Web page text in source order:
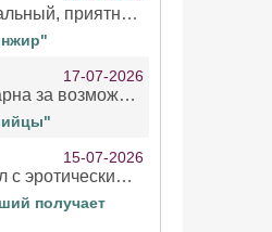
Голос чтеца нормальный, приятный тембр. Мне очень понравилось озвучивание рассказа. Очень странный отзыв Надежды. Может у неё что-то с нервами?
17-07-2026
Я конечно благодарна за возможность бесплатно слушать книги даже новинки , но чтение этой книги просто ужасно
15-07-2026
Автор переборщил с эротическими сценами. Похоже, с этим у него проблемы.
получает